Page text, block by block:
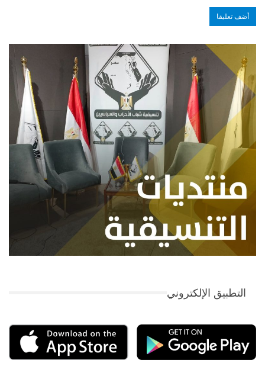
التطبيق الإلكتروني